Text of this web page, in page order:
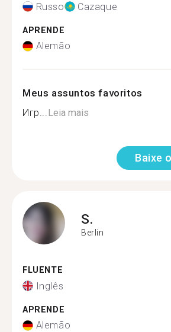
Russo Cazaque
APRENDE
Alemão
Meus assuntos favoritos
Игр...Leia mais
Baixe
S.
Berlin
FLUENTE
Inglês
APRENDE
Alemão